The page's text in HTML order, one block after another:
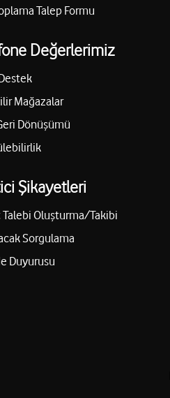
Talep Formu
Değerlerimiz
Mağazalar
Dönüşümü
Şikayetleri
Talebi Oluşturma/Takibi
Sorgulama
Duyurusu